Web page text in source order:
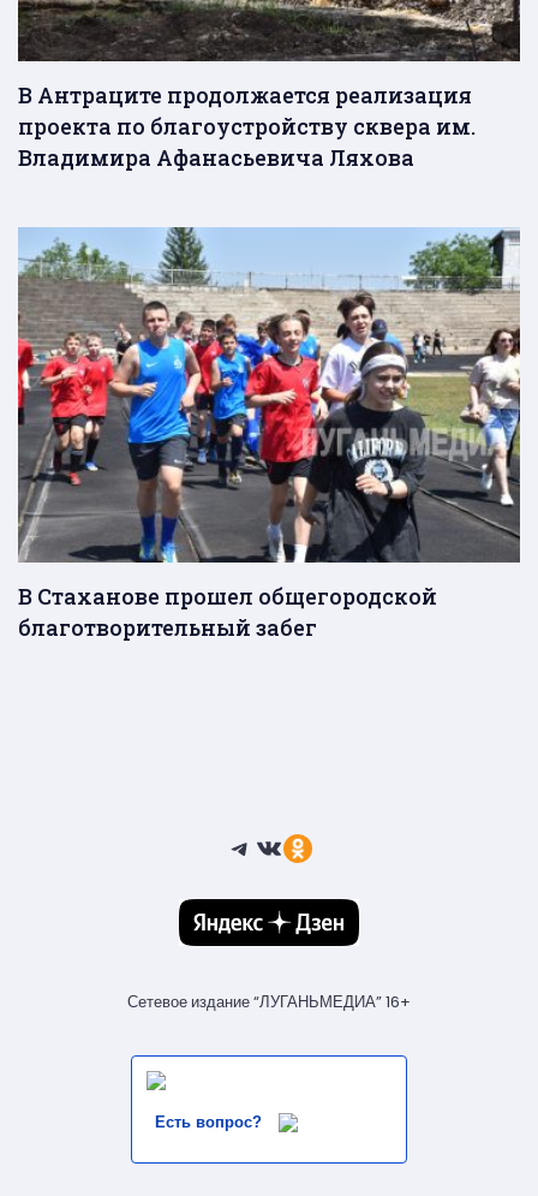
В Антраците продолжается реализация
проекта по благоустройству сквера им.
Владимира Афанасьевича Ляхова
В Стаханове прошел общегородской
благотворительный забег
Telegram
ВКонтакте
Ссылка
Сетевое издание “ЛУГАНЬМЕДИА” 16+
Есть вопрос?